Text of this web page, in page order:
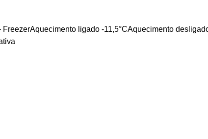
ligado -11,5°CAquecimento